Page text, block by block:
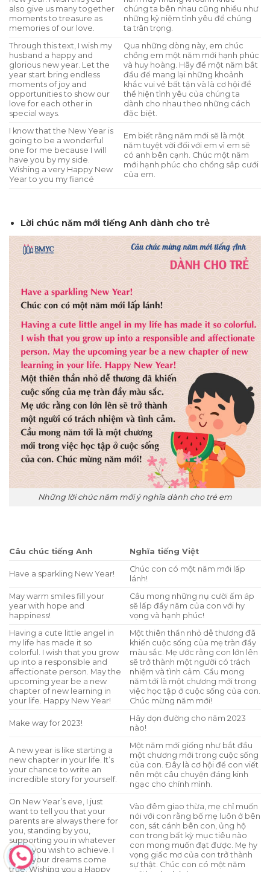
also give us many together
moments to treasure as
memories of our love.
chúng ta bên nhau cũng nhiều như
những kỷ niệm tình yêu để chúng
ta trân trọng.
Through this text, I wish my
husband a happy and
glorious new year. Let the
year start bring endless
moments of joy and
opportunities to show our
love for each other in
special ways.
Qua những dòng này, em chúc
chồng em một năm mới hạnh phúc
và huy hoàng. Hãy để một năm bắt
đầu để mang lại những khoảnh
khắc vui vẻ bất tận và là cơ hội để
thể hiện tình yêu của chúng ta
dành cho nhau theo những cách
đặc biệt.
I know that the New Year is
going to be a wonderful
one for me because I will
have you by my side.
Wishing a very Happy New
Year to you my fiancé
Em biết rằng năm mới sẽ là một
năm tuyệt vời đối với em vì em sẽ
có anh bên cạnh. Chúc một năm
mới hạnh phúc cho chồng sắp cưới
của em.
Lời chúc năm mới tiếng Anh dành cho trẻ
Những lời chúc năm mới ý nghĩa dành cho trẻ em
Câu chúc tiếng Anh Nghĩa tiếng Việt
Have a sparkling New Year!
Chúc con có một năm mới lấp
lánh!
May warm smiles fill your
year with hope and
happiness!
Cầu mong những nụ cười ấm áp
sẽ lấp đầy năm của con với hy
vọng và hạnh phúc!
Having a cute little angel in
my life has made it so
colorful. I wish that you grow
up into a responsible and
affectionate person. May the
upcoming year be a new
chapter of new learning in
your life. Happy New Year!
Một thiên thần nhỏ dễ thương đã
khiến cuộc sống của mẹ tràn đầy
màu sắc. Mẹ ước rằng con lớn lên
sẽ trở thành một người có trách
nhiệm và tình cảm. Cầu mong
năm tới là một chương mới trong
việc học tập ở cuộc sống của con.
Chúc mừng năm mới!
Make way for 2023!
Hãy dọn đường cho năm 2023
nào!
A new year is like starting a
new chapter in your life. It’s
your chance to write an
incredible story for yourself.
Một năm mới giống như bắt đầu
một chương mới trong cuộc sống
của con. Đây là cơ hội để con viết
nên một câu chuyện đáng kinh
ngạc cho chính mình.
On New Year’s eve, I just
want to tell you that your
parents are always there for
you, standing by you,
supporting you in whatever
goals you wish to achieve. I
hope your dreams come
true. Wishing you a Happy
Vào đêm giao thừa, mẹ chỉ muốn
nói với con rằng bố mẹ luôn ở bên
con, sát cánh bên con, ủng hộ
con trong bất kỳ mục tiêu nào
con mong muốn đạt được. Mẹ hy
vọng giấc mơ của con trở thành
sự thật. Chúc con có một năm